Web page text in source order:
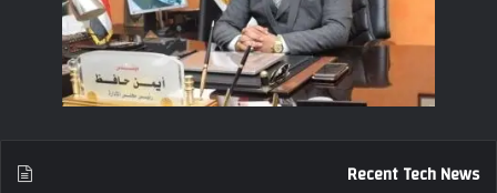
Recent Tech News